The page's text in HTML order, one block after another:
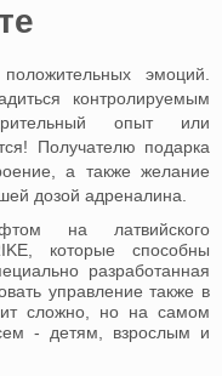
эмоций.
контролируемым
опыт или
Получателю подарка
а также желание
дозой адреналина.
на латвийского
которые способны
разработанная
управление также в
сложно, но на самом
- детям, взрослым и